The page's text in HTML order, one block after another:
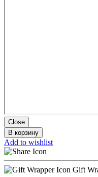
Close
В корзину
Add to wishlist
Gift